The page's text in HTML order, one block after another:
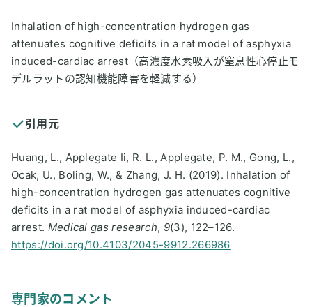
Inhalation of high-concentration hydrogen gas
attenuates cognitive deficits in a rat model of asphyxia
induced-cardiac arrest（高濃度水素吸入が窒息性心停止モ
デルラットの認知機能障害を軽減する）
引用元
Huang, L., Applegate Ii, R. L., Applegate, P. M., Gong, L.,
Ocak, U., Boling, W., & Zhang, J. H. (2019). Inhalation of
high-concentration hydrogen gas attenuates cognitive
deficits in a rat model of asphyxia induced-cardiac
arrest. Medical gas research, 9(3), 122–126.
https://doi.org/10.4103/2045-9912.266986
専門家のコメント